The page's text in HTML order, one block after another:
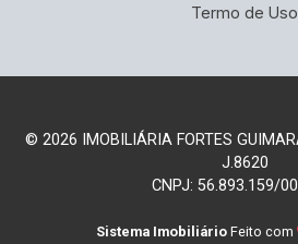
Termo de Uso
© 2026 IMOBILIÁRIA FORTES
J.8620
CNPJ: 56.893.159/
Sistema Imobiliário Feito com